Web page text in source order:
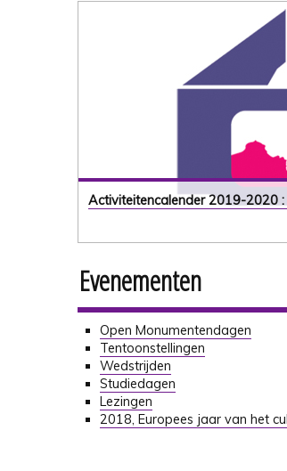
Activiteitencalender 2019-2020
Evenementen
Open Monumentendagen
Tentoonstellingen
Wedstrijden
Studiedagen
Lezingen
2018, Europees jaar van het